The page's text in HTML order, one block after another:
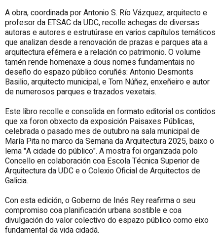
A obra, coordinada por Antonio S. Río Vázquez, arquitecto e
profesor da ETSAC da UDC, recolle achegas de diversas
autoras e autores e estrutúrase en varios capítulos temáticos
que analizan desde a renovación de prazas e parques ata a
arquitectura efémera e a relación co patrimonio. O volume
tamén rende homenaxe a dous nomes fundamentais no
deseño do espazo público coruñés: Antonio Desmonts
Basilio, arquitecto municipal, e Tom Núñez, enxeñeiro e autor
de numerosos parques e trazados vexetais.
Este libro recolle e consolida en formato editorial os contidos
que xa foron obxecto da exposición Paisaxes Públicas,
celebrada o pasado mes de outubro na sala municipal de
María Pita no marco da Semana da Arquitectura 2025, baixo o
lema "A cidade do público". A mostra foi organizada polo
Concello en colaboración coa Escola Técnica Superior de
Arquitectura da UDC e o Colexio Oficial de Arquitectos de
Galicia.
Con esta edición, o Goberno de Inés Rey reafirma o seu
compromiso coa planificación urbana sostible e coa
divulgación do valor colectivo do espazo público como eixo
fundamental da vida cidadá.